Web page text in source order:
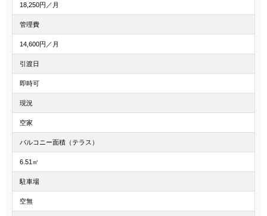
18,250円／月
管理費
14,600円／月
引渡日
即時可
現況
空家
バルコニー面積（テラス）
6.51㎡
駐車場
空無